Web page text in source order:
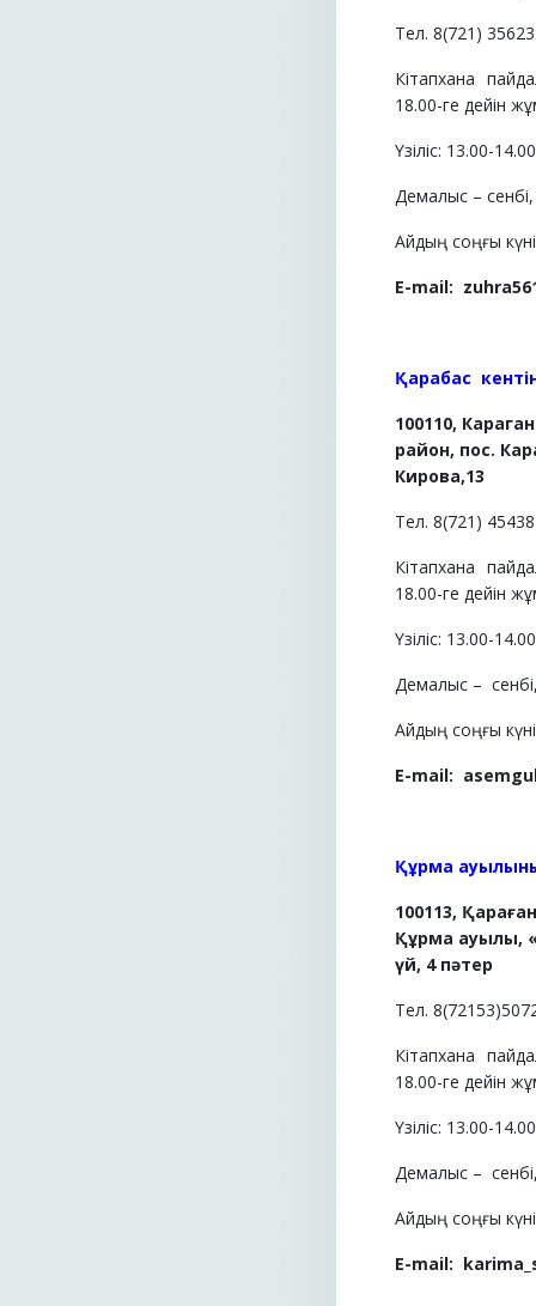
Тел. 8(721)
Кітапхана
18.00-ге дейін
Үзіліс: 13.00-14.00
Демалыс –
Айдың соңғы күні
E-mail:
Қарабас
100110,
район, пос.
Кирова,13
Тел. 8(721) 45438
Кітапхана
18.00-ге дейін
Үзіліс: 13.00-14.00
Демалыс –
Айдың соңғы күні
E-mail:
Құрма
100113,
Құрма ауылы,
үй, 4 пәтер
Тел.
Кітапхана
18.00-ге дейін
Үзіліс: 13.00-14.00
Демалыс –
Айдың соңғы күні
E-mail: